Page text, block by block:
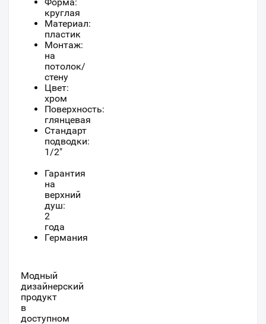
круглая
Материал:
пластик
Монтаж:
на
потолок/
стену
Цвет:
хром
Поверхность:
глянцевая
Стандарт
подводки:
1/2"
Гарантия
на
верхний
душ:
2
года
Германия
Модный
дизайнерский
продукт
в
доступном